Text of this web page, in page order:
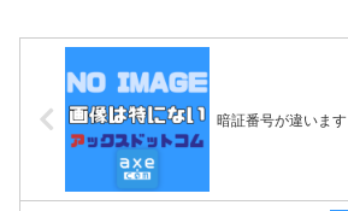
暗証番号が違います